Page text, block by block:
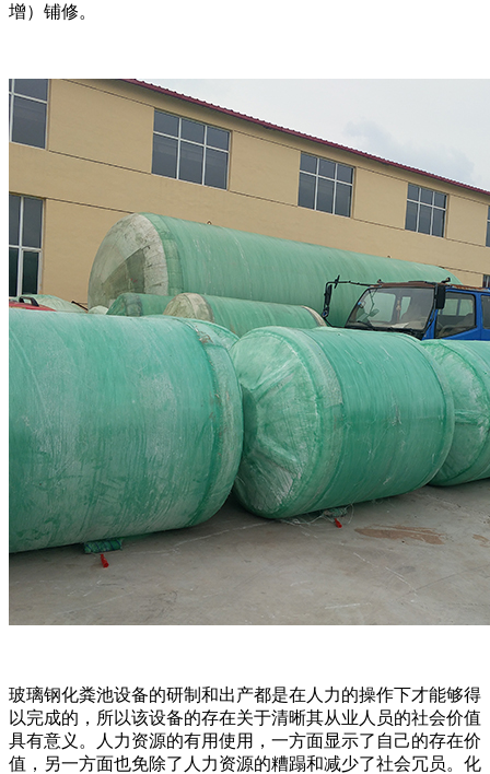
增）铺修。
玻璃钢化粪池设备的研制和出产都是在人力的操作下才能够得
以完成的，所以该设备的存在关于清晰其从业人员的社会价值
具有意义。人力资源的有用使用，一方面显示了自己的存在价
值，另一方面也免除了人力资源的糟蹋和减少了社会冗员。化